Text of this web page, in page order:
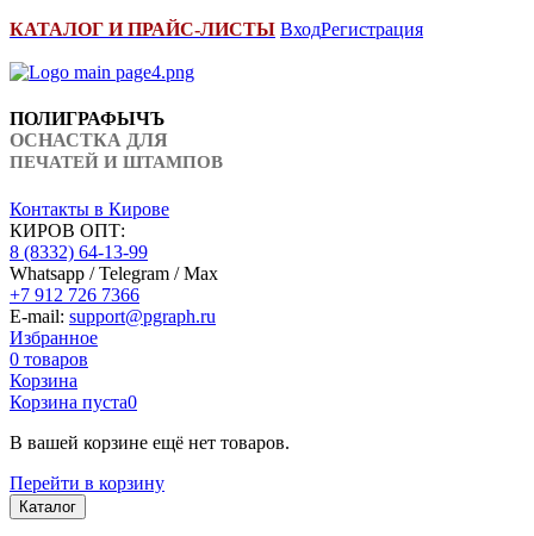
КАТАЛОГ И ПРАЙС-ЛИСТЫ ВходРегистрация
ПОЛИГРАФЫЧЪ
ОСНАСТКА ДЛЯ
ПЕЧАТЕЙ И ШТАМПОВ
Контакты в Кирове
КИРОВ ОПТ:
8 (8332) 64-13-99
Whatsapp / Telegram / Max
+7 912 726 7366
E-mail: support@pgraph.ru
Избранное
0 товаров
Корзина
Корзина пуста0
В вашей корзине ещё нет товаров.
Перейти в корзину
Каталог